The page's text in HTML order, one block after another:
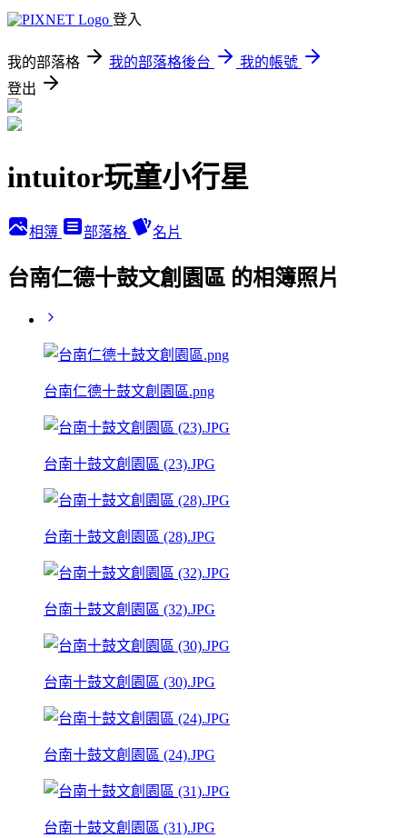
登入
我的部落格 我的部落格後台
我的帳號
登出
intuitor玩童小行星
相簿 部落格 名片
台南仁德十鼓文創園區 的相簿照片
台南仁德十鼓文創園區.png
台南十鼓文創園區 (23).JPG
台南十鼓文創園區 (28).JPG
台南十鼓文創園區 (32).JPG
台南十鼓文創園區 (30).JPG
台南十鼓文創園區 (24).JPG
台南十鼓文創園區 (31).JPG